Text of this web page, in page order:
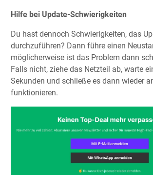
Hilfe bei Update-Schwierigkeiten
Du hast dennoch Schwierigkeiten, das
durchzuführen? Dann führe einen
möglicherweise ist das Problem dann
Falls nicht, ziehe das Netzteil ab, warte
Sekunden und schließe es dann wieder
funktionieren.